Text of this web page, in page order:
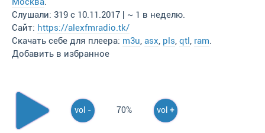
Слушали: 319 с 10.11.2017 | ~ 1 в неделю.
Сайт: https://alexfmradio.tk/
Скачать себе для плеера: m3u, asx, pls, qtl, ram.
Добавить в избранное
vol - 70% vol +